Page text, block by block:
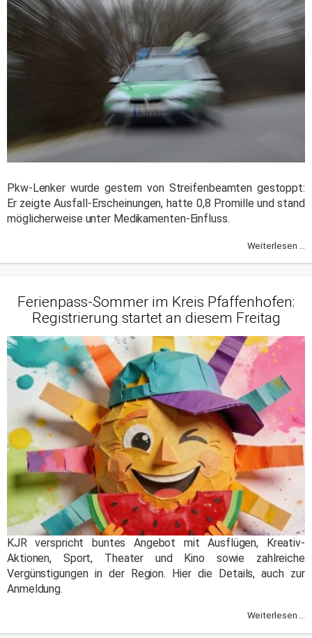
Pkw-Lenker wurde gestern von Streifenbeamten gestoppt:
Er zeigte Ausfall-Erscheinungen, hatte 0,8 Promille und stand
möglicherweise unter Medikamenten-Einfluss.
Weiterlesen ...
Ferienpass-Sommer im Kreis Pfaffenhofen:
Registrierung startet an diesem Freitag
KJR verspricht buntes Angebot mit Ausflügen, Kreativ-
Aktionen, Sport, Theater und Kino sowie zahlreiche
Vergünstigungen in der Region. Hier die Details, auch zur
Anmeldung.
Weiterlesen ...